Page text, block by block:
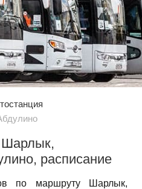
Шарлык,
расписание
по маршруту Шарлык,